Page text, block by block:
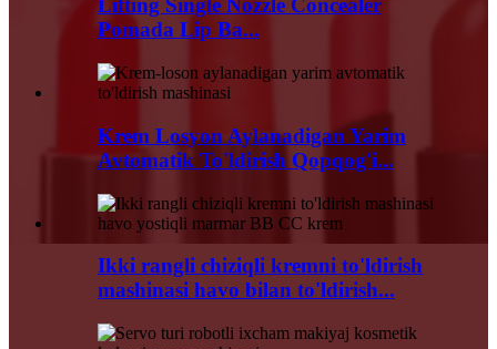
Lifting Single Nozzle Concealer
Pomada Lip Ba...
Krem Losyon Aylanadigan Yarim
Avtomatik To'ldirish Qopqog'i...
Ikki rangli chiziqli kremni to'ldirish
mashinasi havo bilan to'ldirish...